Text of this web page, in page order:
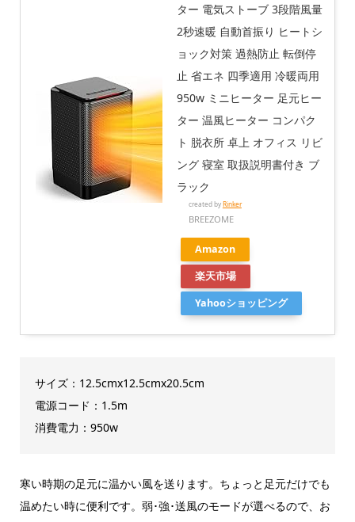
ター 電気ストーブ 3段階風量
2秒速暖 自動首振り ヒートシ
ョック対策 過熱防止 転倒停
止 省エネ 四季適用 冷暖両用
950w ミニヒーター 足元ヒー
ター 温風ヒーター コンパク
ト 脱衣所 卓上 オフィス リビ
ング 寝室 取扱説明書付き ブ
ラック
created byRinker
BREEZOME
Amazon
楽天市場
Yahooショッピング
サイズ：12.5cmx12.5cmx20.5cm
電源コード：1.5m
消費電力：950w
寒い時期の足元に温かい風を送ります。ちょっと足元だけでも
温めたい時に便利です。弱･強･送風のモードが選べるので、お